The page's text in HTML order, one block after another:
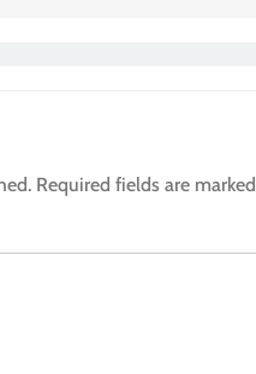
Required fields are marked